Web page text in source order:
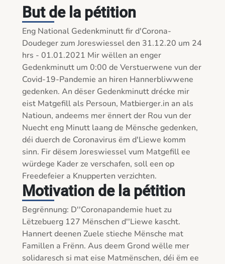
But de la pétition
Eng National Gedenkminutt fir d'Corona-
Doudeger zum Joreswiessel den 31.12.20 um 24
hrs - 01.01.2021 Mir wëllen an enger
Gedenkminutt um 0:00 de Verstuerwene vun der
Covid-19-Pandemie an hiren Hannerbliwwene
gedenken. An dëser Gedenkminutt drécke mir
eist Matgefill als Persoun, Matbierger.in an als
Natioun, andeems mer ënnert der Rou vun der
Nuecht eng Minutt laang de Mënsche gedenken,
déi duerch de Coronavirus ëm d'Liewe komm
sinn. Fir dësem Joreswiessel vum Matgefill ee
würdege Kader ze verschafen, soll een op
Freedefeier a Knupperten verzichten.
Motivation de la pétition
Begrënnung: D''Coronapandemie huet zu
Lëtzebuerg 127 Mënschen d''Liewe kascht.
Hannert deenen Zuele stieche Mënsche mat
Famillen a Frënn. Aus deem Grond wëlle mer
solidaresch si mat eise Matmënschen, déi ëm ee